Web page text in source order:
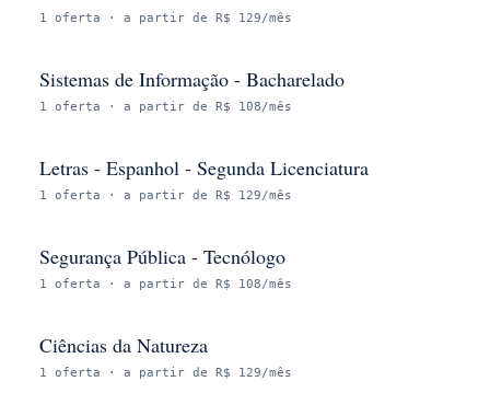
1 oferta · a partir de R$ 129/mês
Sistemas de Informação - Bacharelado
1 oferta · a partir de R$ 108/mês
Letras - Espanhol - Segunda Licenciatura
1 oferta · a partir de R$ 129/mês
Segurança Pública - Tecnólogo
1 oferta · a partir de R$ 108/mês
Ciências da Natureza
1 oferta · a partir de R$ 129/mês